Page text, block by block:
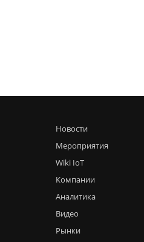
Новости
Мероприятия
Wiki IoT
Компании
Аналитика
Видео
Рынки